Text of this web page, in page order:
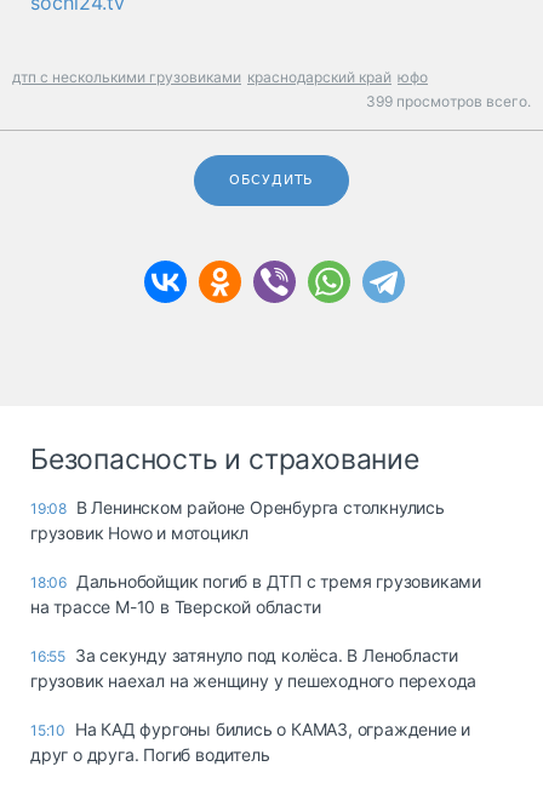
дтп с несколькими грузовиками краснодарский край юфо
399 просмотров всего.
ОБСУДИТЬ
Безопасность и страхование
19:08 В Ленинском районе Оренбурга столкнулись
грузовик Howo и мотоцикл
18:06 Дальнобойщик погиб в ДТП с тремя грузовиками
на трассе М-10 в Тверской области
16:55 За секунду затянуло под колёса. В Ленобласти
грузовик наехал на женщину у пешеходного перехода
15:10
На КАД фургоны бились о КАМАЗ, ограждение и
друг о друга. Погиб водитель